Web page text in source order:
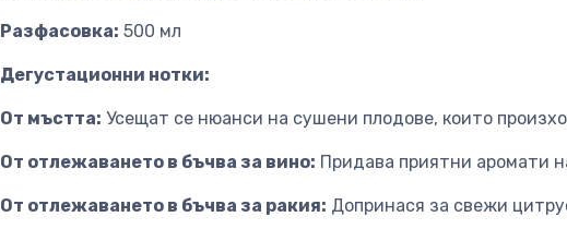
Разфасовка: 500 мл
Дегустационни нотки:
От мъстта: Усещат се нюанси на сушени плодове, които
От отлежаването в бъчва за вино: Придава приятни аромати
От отлежаването в бъчва за ракия: Допринася за свежи